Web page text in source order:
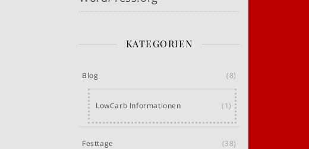
KATEGORIEN
Blog (8)
LowCarb Informationen (1)
Festtage (38)